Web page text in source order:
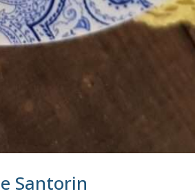
Santorin